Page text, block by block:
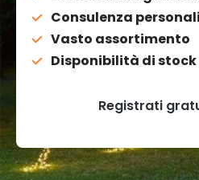
Consulenza
Vasto assortimento
Disponibilità di stock
Registrati